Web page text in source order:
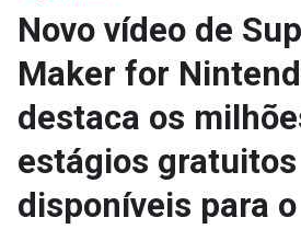
Novo vídeo de
Maker for
destaca os
estágios gratuitos
disponíveis para